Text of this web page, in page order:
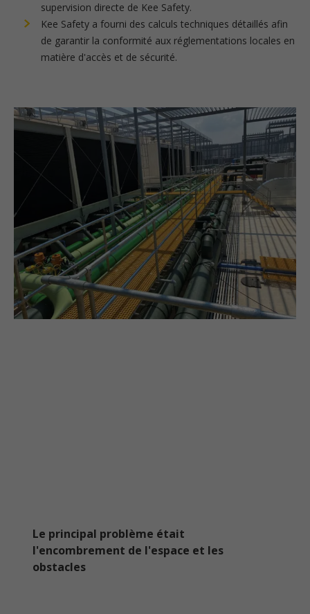
supervision directe de Kee Safety.
Kee Safety a fourni des calculs techniques détaillés afin
de garantir la conformité aux réglementations locales en
matière d'accès et de sécurité.
Le principal problème était
l'encombrement de l'espace et les
obstacles